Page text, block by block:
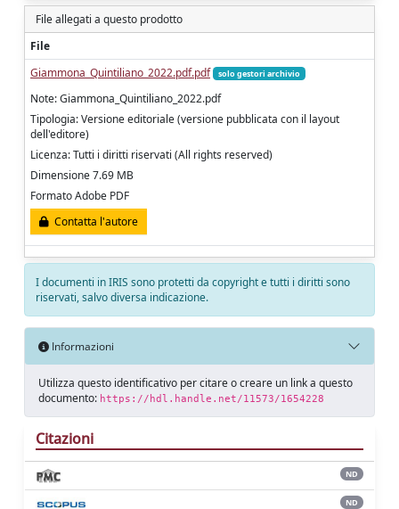
File allegati a questo prodotto
File
Giammona_Quintiliano_2022.pdf.pdf
solo gestori archivio
Note: Giammona_Quintiliano_2022.pdf
Tipologia: Versione editoriale (versione pubblicata con il layout
dell'editore)
Licenza: Tutti i diritti riservati (All rights reserved)
Dimensione 7.69 MB
Formato Adobe PDF
Contatta l'autore
I documenti in IRIS sono protetti da copyright e tutti i diritti sono
riservati, salvo diversa indicazione.
Informazioni
Utilizza questo identificativo per citare o creare un link a questo
documento: https://hdl.handle.net/11573/1654228
Citazioni
ND
ND